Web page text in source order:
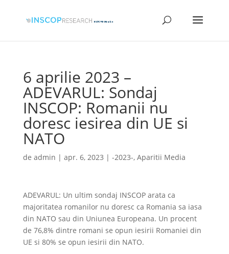
6 aprilie 2023 –
ADEVARUL: Sondaj
INSCOP: Romanii nu
doresc iesirea din UE si
NATO
de admin | apr. 6, 2023 | -2023-, Aparitii Media
ADEVARUL: Un ultim sondaj INSCOP arata ca
majoritatea romanilor nu doresc ca Romania sa iasa
din NATO sau din Uniunea Europeana. Un procent
de 76,8% dintre romani se opun iesirii Romaniei din
UE si 80% se opun iesirii din NATO.